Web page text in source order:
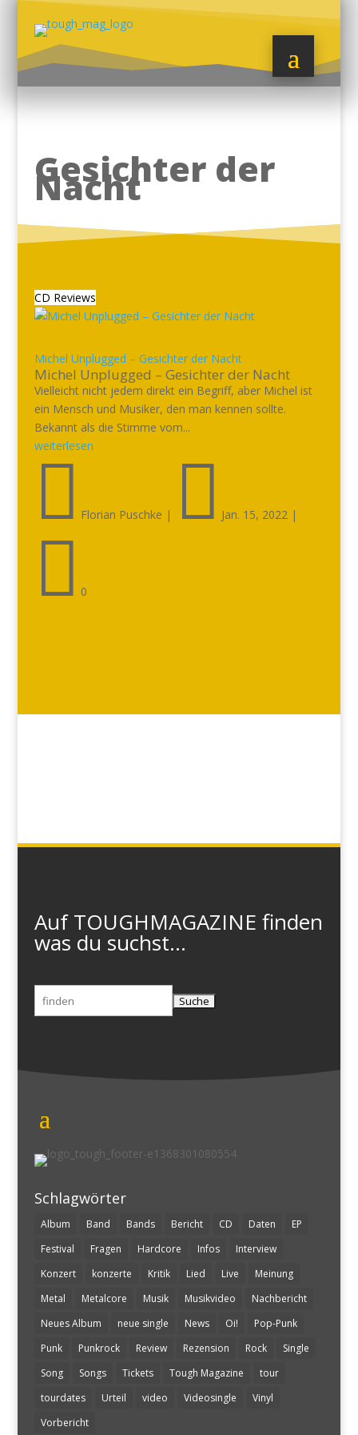
Gesichter der
Nacht
CD Reviews
Michel Unplugged – Gesichter der Nacht
Michel Unplugged – Gesichter der Nacht
Vielleicht nicht jedem direkt ein Begriff, aber Michel ist
ein Mensch und Musiker, den man kennen sollte.
Bekannt als die Stimme vom...
weiterlesen
 Florian Puschke |  Jan. 15, 2022|
 0
Auf TOUGHMAGAZINE finden
was du suchst...
Suchen
nach:
Schlagwörter
Album Band Bands Bericht CD Daten
EP
Festival
Fragen Hardcore Infos
Interview
Konzert
konzerte Kritik Lied Live
Meinung
Metal
Metalcore Musik Musikvideo
Nachbericht
Neues Album
neue single News Oi!
Pop-Punk
Punk
Punkrock Review Rezension Rock
Single
Song
Songs Tickets Tough Magazine
tour
tourdates
Urteil video Videosingle
Vinyl
Vorbericht